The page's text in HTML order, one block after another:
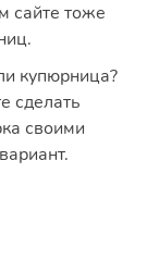
сайте тоже
купюрница?
сделать
своими